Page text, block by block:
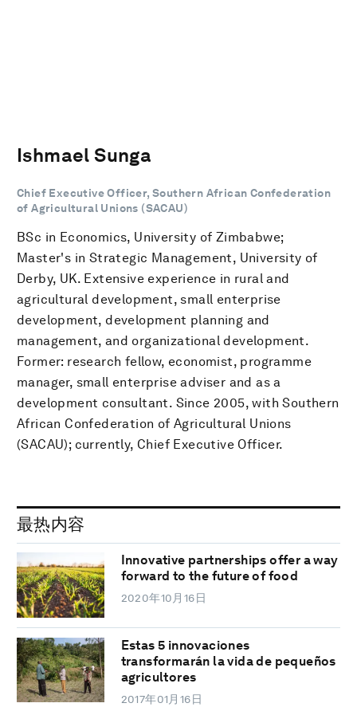
Ishmael Sunga
Chief Executive Officer, Southern African Confederation
of Agricultural Unions (SACAU)
BSc in Economics, University of Zimbabwe;
Master's in Strategic Management, University of
Derby, UK. Extensive experience in rural and
agricultural development, small enterprise
development, development planning and
management, and organizational development.
Former: research fellow, economist, programme
manager, small enterprise adviser and as a
development consultant. Since 2005, with Southern
African Confederation of Agricultural Unions
(SACAU); currently, Chief Executive Officer.
最热内容
Innovative partnerships offer a way
forward to the future of food
2020年10月16日
Estas 5 innovaciones
transformarán la vida de pequeños
agricultores
2017年01月16日